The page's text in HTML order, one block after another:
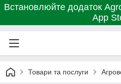
Встановлюйте додаток
App
Товари та послуги